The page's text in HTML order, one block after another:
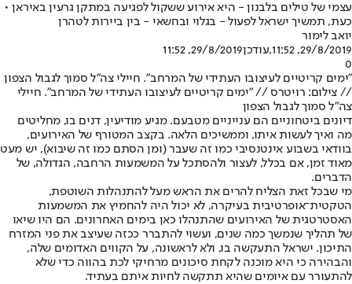
עצמי של טילים בלבנון - היא אירוע ששקול לפגיעה במתקן גרעין באיראן •
כעת, תמשיך ישראל לפעול - בגלוי ובחשאי - בין ביירות לטהרן
יואב לימור
29/8/2019, 11:52
,עודכן29/8/2019, 11:52
0
"ימים קריטיים לעיצובו העתידי של המרחב". חיילי צה"ל סמוך לגבול הצפון
// צילום: רויטרס // "ימים קריטיים לעיצובו העתידי של המרחב". חיילי
צה"ל סמוך לגבול הצפון
דיונים ביטחוניים הם ענייניים מטבעם. מגיע מודיעין, דנים בו, מחליטים
מה ואיך לעשות איתו, וממשיכים הלאה. בקצב המטורף של האירועים,
בוודאי בשבוע אינטנסיבי כמו זה שעבר (ומן הסתם כמו זה שיבוא), יש מעט
מאוד זמן, אם בכלל, לעצור ולהסתכל על המשמעות הרחבה, הגדולה, של
הדברים.
מי שבכל זאת הצליח להרים את הראש מעל להתנהלות השוטפת,
הטקטית־אופרטיבית בעיקרה, לא יכול היה להחמיץ את המשמעות
האסטרטגית של האירועים שהתנהלו כאן בימים האחרונים. הם היו שיאו
של תהליך שנמשך כמה שנים, ועשוי להתברר ככזה שעיצב את פני המזרח
התיכון. ישראל התעקשה בו, ולא לראשונה, על הקווים האדומים שלה,
והבהירה כי היא מוכנה לקחת סיכונים מרחיקי לכת בהווה כדי שלא
להתעורר עם איומים שהיא תתקשה לחיות איתם בעתיד.